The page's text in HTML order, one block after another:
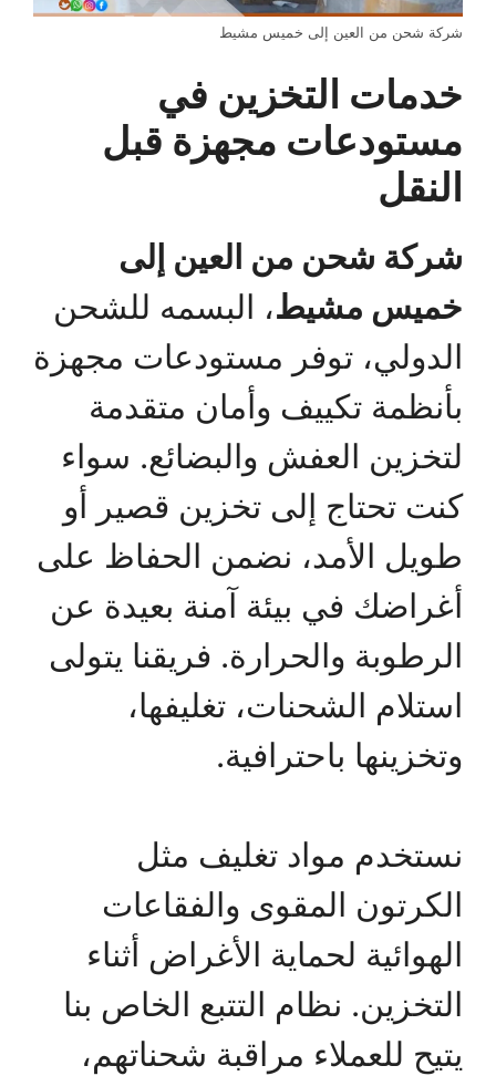
شركة شحن من العين إلى خميس مشيط
خدمات التخزين في
مستودعات مجهزة قبل
النقل
شركة شحن من العين إلى
خميس مشيط، البسمه للشحن
الدولي، توفر مستودعات مجهزة
بأنظمة تكييف وأمان متقدمة
لتخزين العفش والبضائع. سواء
كنت تحتاج إلى تخزين قصير أو
طويل الأمد، نضمن الحفاظ على
أغراضك في بيئة آمنة بعيدة عن
الرطوبة والحرارة. فريقنا يتولى
استلام الشحنات، تغليفها،
وتخزينها باحترافية.
نستخدم مواد تغليف مثل
الكرتون المقوى والفقاعات
الهوائية لحماية الأغراض أثناء
التخزين. نظام التتبع الخاص بنا
يتيح للعملاء مراقبة شحناتهم،